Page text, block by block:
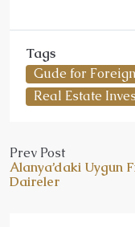
Tags
Gude for
Real Estate
Prev Post
Alanya’daki Uygun
Daireler